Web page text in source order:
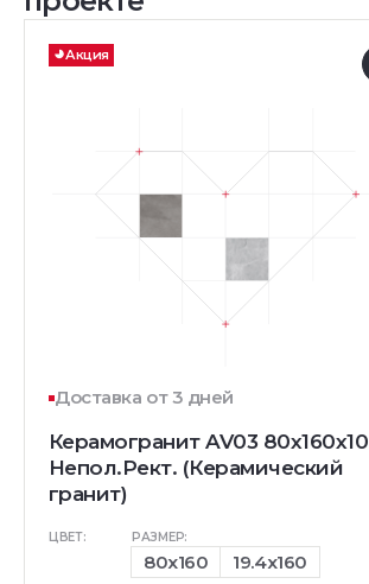
Акция
Доставка от 3 дней
Керамогранит AV03 80x160x10
Непол.Рект. (Керамический
гранит)
ЦВЕТ: РАЗМЕР:
80x160 19.4x160